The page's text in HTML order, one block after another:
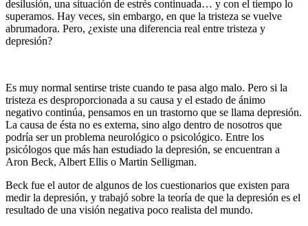
desilusión, una situación de estrés continuada… y con el tiempo lo
superamos. Hay veces, sin embargo, en que la tristeza se vuelve
abrumadora. Pero, ¿existe una diferencia real entre tristeza y
depresión?
Es muy normal sentirse triste cuando te pasa algo malo. Pero si la
tristeza es desproporcionada a su causa y el estado de ánimo
negativo continúa, pensamos en un trastorno que se llama depresión.
La causa de ésta no es externa, sino algo dentro de nosotros que
podría ser un problema neurológico o psicológico. Entre los
psicólogos que más han estudiado la depresión, se encuentran a
Aron Beck, Albert Ellis o Martin Selligman.
Beck fue el autor de algunos de los cuestionarios que existen para
medir la depresión, y trabajó sobre la teoría de que la depresión es el
resultado de una visión negativa poco realista del mundo.